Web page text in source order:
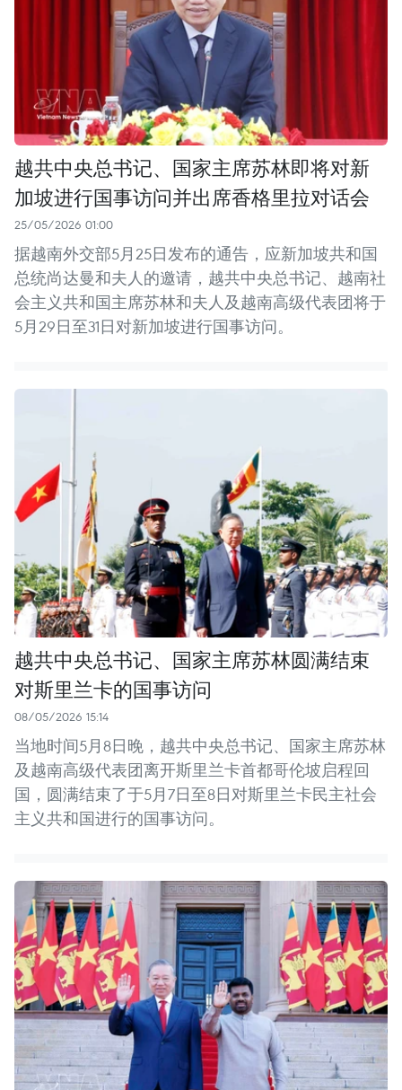
越共中央总书记、国家主席苏林即将对新
加坡进行国事访问并出席香格里拉对话会
25/05/2026 01:00
据越南外交部5月25日发布的通告，应新加坡共和国
总统尚达曼和夫人的邀请，越共中央总书记、越南社
会主义共和国主席苏林和夫人及越南高级代表团将于
5月29日至31日对新加坡进行国事访问。
越共中央总书记、国家主席苏林圆满结束
对斯里兰卡的国事访问
08/05/2026 15:14
当地时间5月8日晚，越共中央总书记、国家主席苏林
及越南高级代表团离开斯里兰卡首都哥伦坡启程回
国，圆满结束了于5月7日至8日对斯里兰卡民主社会
主义共和国进行的国事访问。